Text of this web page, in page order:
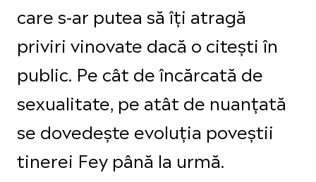
care s-ar putea să îți atragă
priviri vinovate dacă o citești în
public. Pe cât de încărcată de
sexualitate, pe atât de nuanțată
se dovedește evoluția poveștii
tinerei Fey până la urmă.